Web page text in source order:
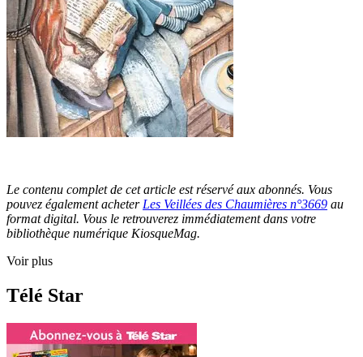
Le contenu complet de cet article est réservé aux abonnés. Vous
pouvez également acheter Les Veillées des Chaumières n°3669 au
format digital. Vous le retrouverez immédiatement dans votre
bibliothèque numérique KiosqueMag.
Voir plus
Télé Star